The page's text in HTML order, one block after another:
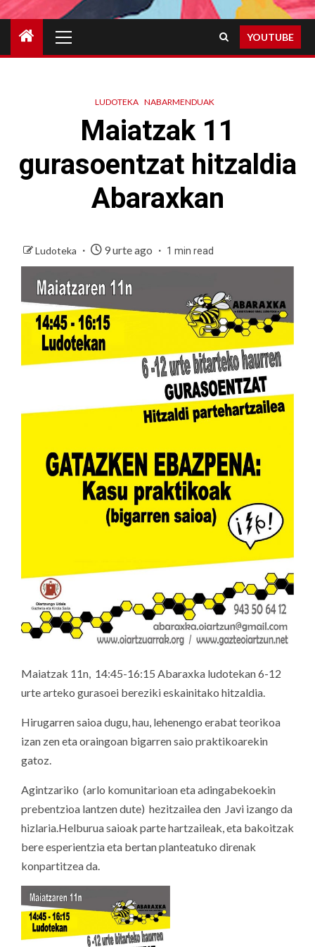
Menu
YOUTUBE
LUDOTEKA NABARMENDUAK
Maiatzak 11
gurasoentzat hitzaldia
Abaraxkan
Ludoteka 9 urte ago 1 min read
Maiatzak 11n, 14:45-16:15 Abaraxka ludotekan 6-12
urte arteko gurasoei bereziki eskainitako hitzaldia.
Hirugarren saioa dugu, hau, lehenengo erabat teorikoa
izan zen eta oraingoan bigarren saio praktikoarekin
gatoz.
Agintzariko (arlo komunitarioan eta adingabekoekin
prebentzioa lantzen dute) hezitzailea den Javi izango da
hizlaria.Helburua saioak parte hartzaileak, eta bakoitzak
bere esperientzia eta bertan planteatuko direnak
konpartitzea da.